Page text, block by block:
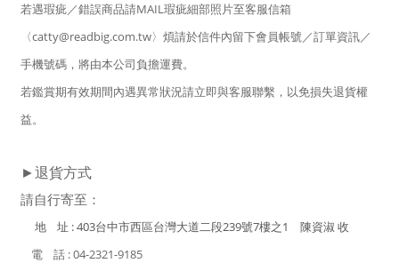
若遇瑕疵／錯誤商品請MAIL瑕疵細部照片至客服信箱
〈catty@readbig.com.tw〉煩請於信件內留下會員帳號／訂單資訊／
手機號碼，將由本公司負擔運費。
若鑑賞期有效期間內遇異常狀況請立即與客服聯繫，以免損失退貨權
益。
►退貨方式
請自行寄至：
地 址 : 403台中市西區台灣大道二段239號7樓之1 陳資淑 收
電 話 : 04-2321-9185